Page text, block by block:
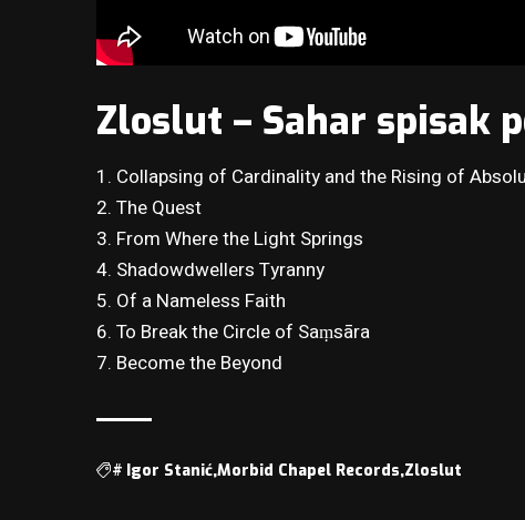
Zloslut – Sahar spisak
1. Collapsing of Cardinality and the Rising of
2. The Quest
3. From Where the Light Springs
4. Shadowdwellers Tyranny
5. Of a Nameless Faith
6. To Break the Circle of Saṃsāra
7. Become the Beyond
# Igor Stanić Morbid Chapel Records Zloslut